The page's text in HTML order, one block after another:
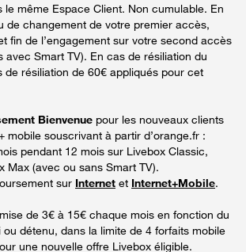
le même Espace Client. Non cumulable. En
de changement de votre premier accès,
fin de l’engagement sur votre second accès
avec Smart TV). En cas de résiliation du
de résiliation de 60€ appliqués pour cet
Bienvenue pour les nouveaux clients
mobile souscrivant à partir d’orange.fr :
pendant 12 mois sur Livebox Classic,
Max (avec ou sans Smart TV).
sur Internet et Internet+Mobile.
de 3€ à 15€ chaque mois en fonction du
détenu, dans la limite de 4 forfaits mobile
une nouvelle offre Livebox éligible.